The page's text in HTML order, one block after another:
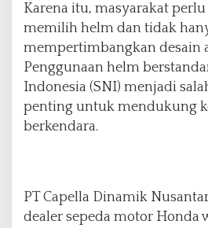
n
g
P
e
r
l
u
a
h
Karena itu, masyarakat
memilih helm dan tidak
mempertimbangkan desain
Penggunaan helm
Indonesia (SNI) menjadi
penting untuk mendukung
berkendara.
PT Capella Dinamik
dealer sepeda motor Honda